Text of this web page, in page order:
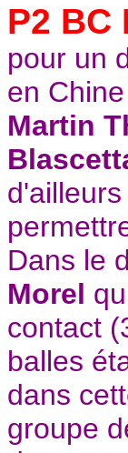
P2 BC
pour un
en
Martin
Dans le
Morel
contact
balles
dans
groupe